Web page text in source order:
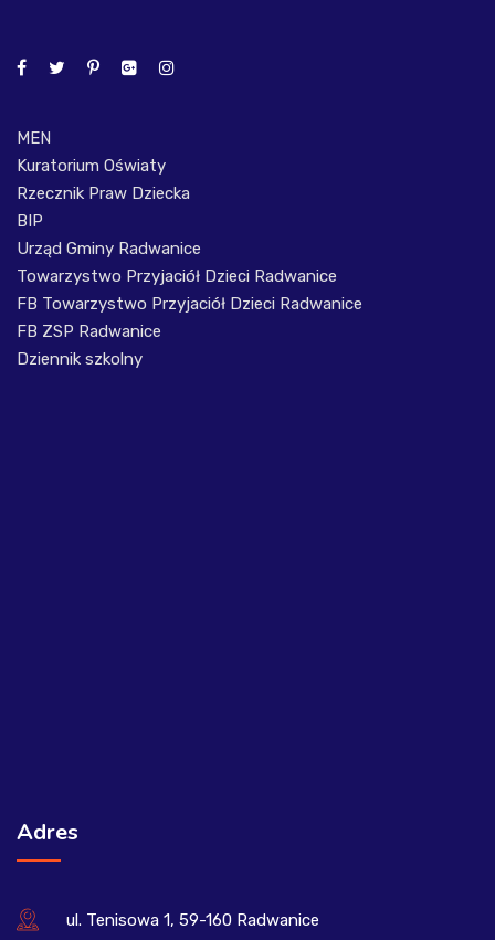
MEN
Kuratorium Oświaty
Rzecznik Praw Dziecka
BIP
Urząd Gminy Radwanice
Towarzystwo Przyjaciół Dzieci Radwanice
FB Towarzystwo Przyjaciół Dzieci Radwanice
FB ZSP Radwanice
Dziennik szkolny
Adres
ul. Tenisowa 1, 59-160 Radwanice